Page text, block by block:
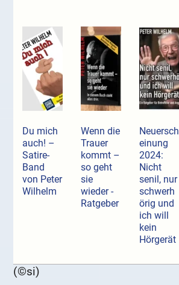
Du mich
auch! –
Satire-
Band
von Peter
Wilhelm
Wenn die
Trauer
kommt –
so geht
sie
wieder -
Ratgeber
Neuersch
einung
2024:
Nicht
senil, nur
schwerh
örig und
ich will
kein
Hörgerät
(©si)